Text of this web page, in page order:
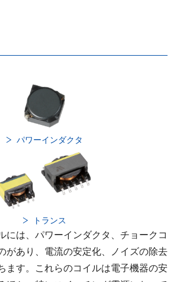
パワーインダクタ
トランス
には、パワーインダクタ、チョークコ
があり、電流の安定化、ノイズの除去
ます。これらのコイルは電子機器の安